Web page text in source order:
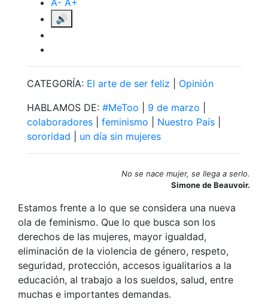
A- A+
🔊
CATEGORÍA: El arte de ser feliz
Opinión
HABLAMOS DE: #MeToo 9 de marzo
colaboradores
feminismo Nuestro País
sororidad
un día sin mujeres
No se nace mujer, se llega a serlo.
Simone de Beauvoir.
Estamos frente a lo que se considera una nueva
ola de feminismo. Que lo que busca son los
derechos de las mujeres, mayor igualdad,
eliminación de la violencia de género, respeto,
seguridad, protección, accesos igualitarios a la
educación, al trabajo a los sueldos, salud, entre
muchas e importantes demandas.